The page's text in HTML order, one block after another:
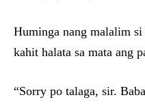
Huminga nang malalim
kahit halata sa mata ang
“Sorry po talaga, sir.